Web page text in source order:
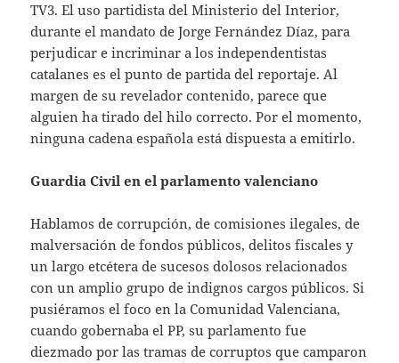
TV3. El uso partidista del Ministerio del Interior,
durante el mandato de Jorge Fernández Díaz, para
perjudicar e incriminar a los independentistas
catalanes es el punto de partida del reportaje. Al
margen de su revelador contenido, parece que
alguien ha tirado del hilo correcto. Por el momento,
ninguna cadena española está dispuesta a emitirlo.
Guardia Civil en el parlamento valenciano
Hablamos de corrupción, de comisiones ilegales, de
malversación de fondos públicos, delitos fiscales y
un largo etcétera de sucesos dolosos relacionados
con un amplio grupo de indignos cargos públicos. Si
pusiéramos el foco en la Comunidad Valenciana,
cuando gobernaba el PP, su parlamento fue
diezmado por las tramas de corruptos que camparon